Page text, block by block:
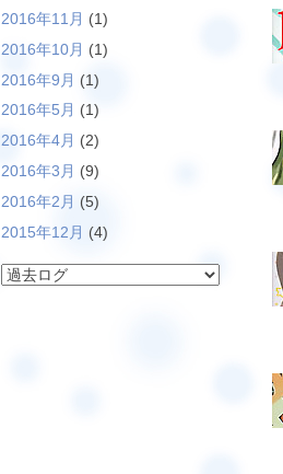
2016年11月 (1)
2016年10月 (1)
2016年9月 (1)
2016年5月 (1)
2016年4月 (2)
2016年3月 (9)
2016年2月 (5)
2015年12月 (4)